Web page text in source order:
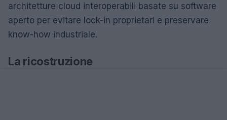
architetture cloud interoperabili basate su software
aperto per evitare lock-in proprietari e preservare
know-how industriale.
La ricostruzione